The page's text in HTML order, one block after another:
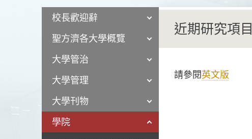
校長歡迎辭
聖方濟各大學概覽
大學管治
大學管理
大學刊物
學院
近期研究項目
請參閱英文版